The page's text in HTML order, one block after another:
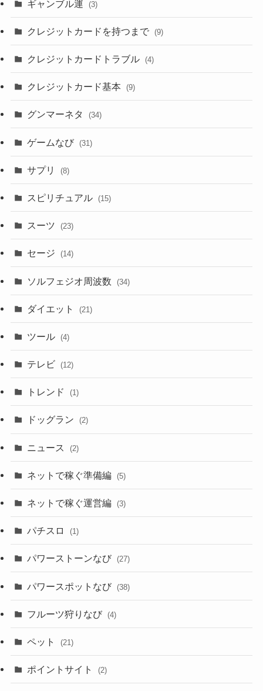
ギャンブル運 (3)
クレジットカードを持つまで (9)
クレジットカードトラブル (4)
クレジットカード基本 (9)
グンマーネタ (34)
ゲームなび (31)
サプリ (8)
スピリチュアル (15)
スーツ (23)
セージ (14)
ソルフェジオ周波数 (34)
ダイエット (21)
ツール (4)
テレビ (12)
トレンド (1)
ドッグラン (2)
ニュース (2)
ネットで稼ぐ準備編 (5)
ネットで稼ぐ運営編 (3)
パチスロ (1)
パワーストーンなび (27)
パワースポットなび (38)
フルーツ狩りなび (4)
ペット (21)
ポイントサイト (2)